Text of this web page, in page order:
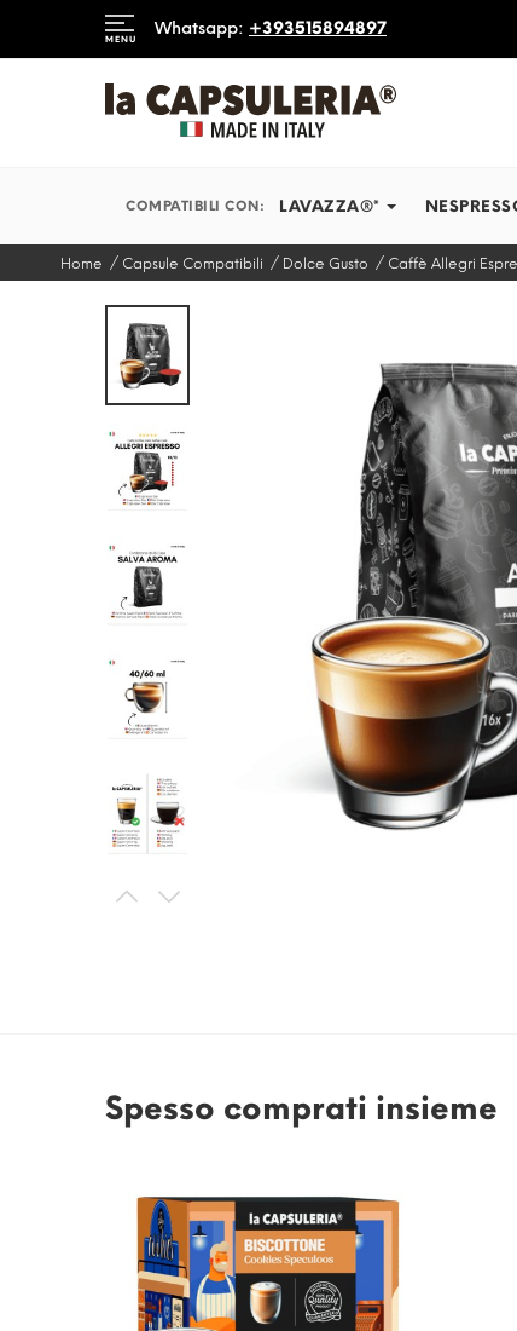
INFORMAZIONI BLOG
MENU
Whatsapp: +393515894897
IN TEMPI RECORD
COMPATIBILI CON: LAVAZZA®*
Home Capsule Compatibili Dolce Gusto Caffè Allegri
Spesso comprati insieme